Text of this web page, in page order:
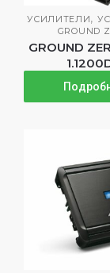
УСИЛИТЕЛИ,
GROUND
GROUND